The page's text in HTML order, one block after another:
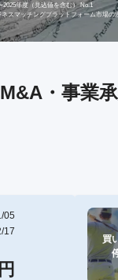
年度（見込値を含む） No.1
スマッチングプラットフォーム市場の
・事業
05
17
買